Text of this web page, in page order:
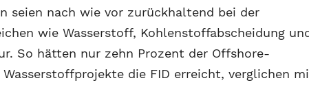
seien nach wie vor zurückhaltend bei der
wie Wasserstoff, Kohlenstoffabscheidung
So hätten nur zehn Prozent der Offshore-
die FID erreicht, verglichen